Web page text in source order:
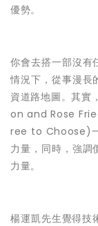
優勢。
你會去搭一部沒有
情況下，從事漫長
資道路地圖。其實
on and Rose
ree to Choose)一
力量，同時，強調
力量。
楊運凱先生覺得技